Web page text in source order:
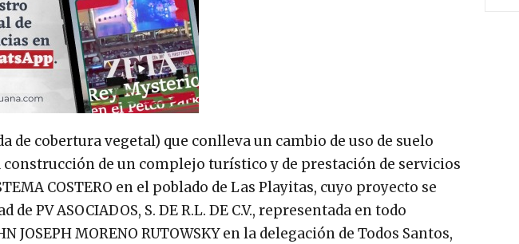
de cobertura vegetal) que conlleva un cambio de uso de suelo
de un complejo turístico y de prestación de servicios
COSTERO en el poblado de Las Playitas, cuyo proyecto se
PV ASOCIADOS, S. DE R.L. DE C.V., representada en todo
MORENO RUTOWSKY en la delegación de Todos Santos,